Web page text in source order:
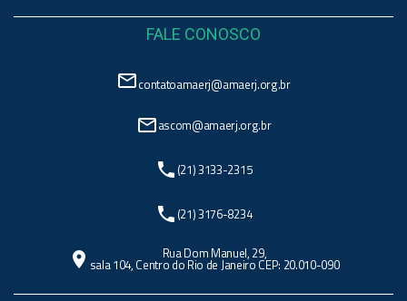
FALE CONOSCO
mail_outlinecontatoamaerj@amaerj.org.br
mail_outlineascom@amaerj.org.br
phone (21) 3133-2315
phone (21) 3176-8234
location_on Rua Dom Manuel, 29,
sala 104, Centro do Rio de Janeiro CEP: 20.010-090